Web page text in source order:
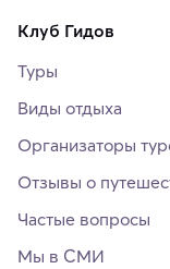
Клуб Гидов
Туры
Виды отдыха
Организаторы
Отзывы о
Частые вопросы
Мы в СМИ